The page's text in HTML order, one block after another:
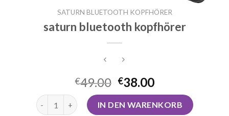
SATURN BLUETOOTH KOPFHÖRER
saturn bluetooth kopfhörer
€49.00 €38.00
saturn bluetooth kopfhörer Menge
IN DEN WARENKORB